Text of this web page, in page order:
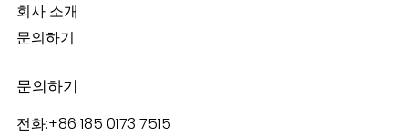
회사 소개
문의하기
문의하기
전화:+86 185 0173 7515